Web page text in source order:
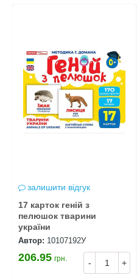
залишити відгук
17 карток геній з
пелюшок тварини
україни
Автор: 10107192У
- +
206.95 грн.